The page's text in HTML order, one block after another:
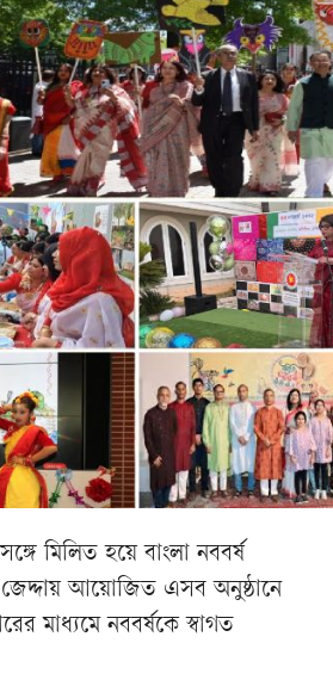
মিলিত হয়ে বাংলা নববর্ষ
আয়োজিত এসব অনুষ্ঠানে
মাধ্যমে নববর্ষকে স্বাগত